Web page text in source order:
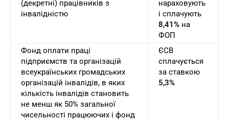
(декретні) працівників з
інвалідністю
нараховують
і сплачують
8,41% на
ФОП
Фонд оплати праці
підприємств та організацій
всеукраїнських громадських
організацій інвалідів, в яких
кількість інвалідів становить
не менш як 50% загальної
чисельності працюючих і фонд
ЄСВ
сплачується
за ставкою
5,3%